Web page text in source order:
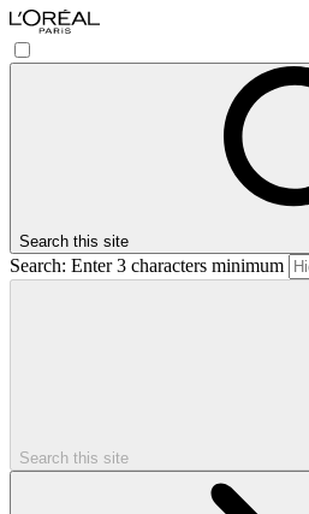
Search this site
Search: Enter 3 characters minimum
Search this site